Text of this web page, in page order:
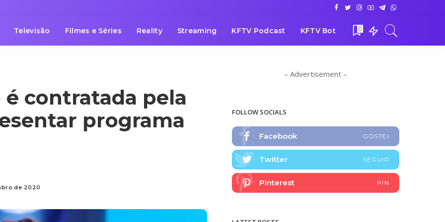
Televisão Filmes e Séries Reality Streaming KFTV Podcast KFTV Bot 0
contratada pela
programa
de 2020
– Advertisement –
FOLLOW SOCIALS
Facebook GOSTEI
Twitter SEGUIR
Pinterest PIN